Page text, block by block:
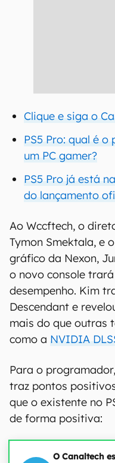
Clique e siga o
PS5 Pro: qual é
um PC gamer?
PS5 Pro já está
do lançamento
Ao Wccftech, o
Tymon Smektala, e
gráfico da Nexon,
o novo console
desempenho. Kim
Descendant e
mais do que outras
como a NVIDIA
Para o
traz pontos
que o existente no
de forma positiva:
O Canaltech